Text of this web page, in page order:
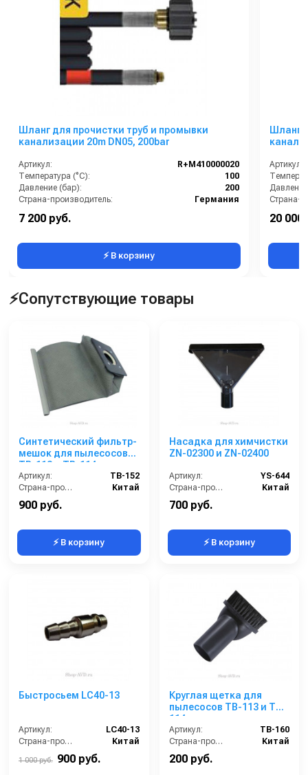
Шланг для прочистки труб и промывки
канализации 20m DN05, 200bar
Артикул:
R+M410000020
Температура (°C):
100
Давление (бар):
200
Страна-производитель:
Германия
7 200 руб.
⚡ В корзину
Шланг
Артикул:
Страна-
20 000
⚡Сопутствующие товары
Синтетический фильтр-
мешок для пылесосов
TB-113 и TB-114
Артикул:
TB-152
Страна-производитель:
Китай
900 руб.
⚡ В корзину
Насадка для химчистки
ZN-02300 и ZN-02400
Артикул:
YS-644
Страна-производитель:
Китай
700 руб.
⚡ В корзину
Быстросьем LC40-13
Артикул:
LC40-13
Страна-производитель:
Китай
1 000 руб. 900 руб.
Круглая щетка для
пылесосов TB-113 и TB-
114
Артикул:
TB-160
Страна-производитель:
Китай
200 руб.